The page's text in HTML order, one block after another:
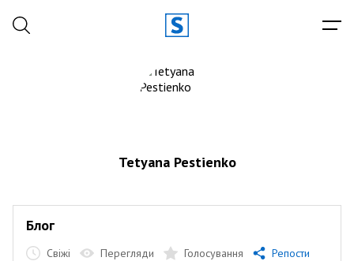
Tetyana Pestienko
Блог
Свіжі Перегляди Голосування Репости